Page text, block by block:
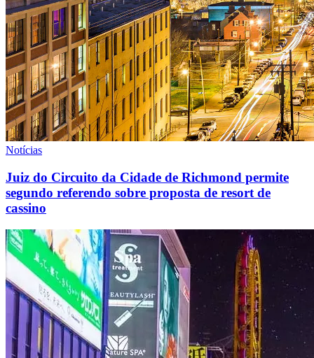
Notícias
Juiz do Circuito da Cidade de Richmond permite
segundo referendo sobre proposta de resort de
cassino